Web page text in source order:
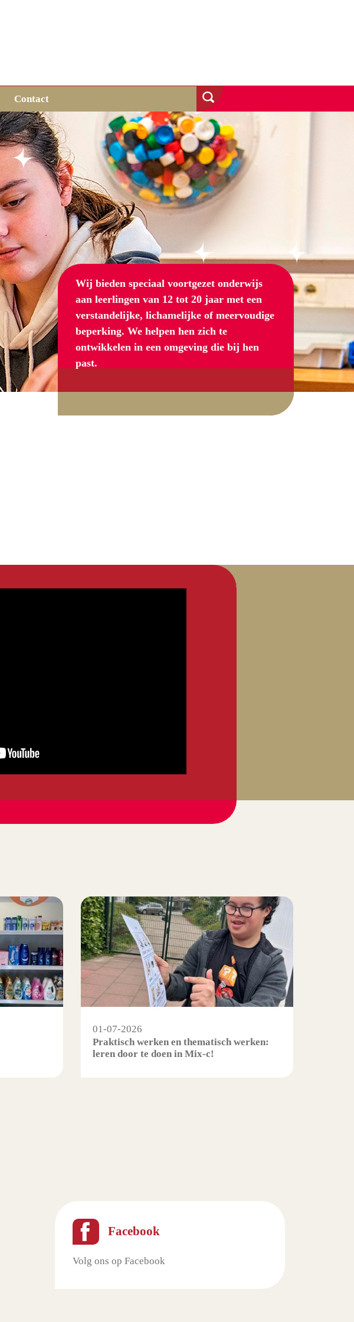
Contact
Wij bieden speciaal voortgezet onderwijs
aan leerlingen van 12 tot 20 jaar met een
verstandelijke, lichamelijke of meervoudige
beperking. We helpen hen zich te
ontwikkelen in een omgeving die bij hen
past.
01-07-2026
Praktisch werken en thematisch werken:
leren door te doen in Mix-c!
Facebook
Volg ons op Facebook